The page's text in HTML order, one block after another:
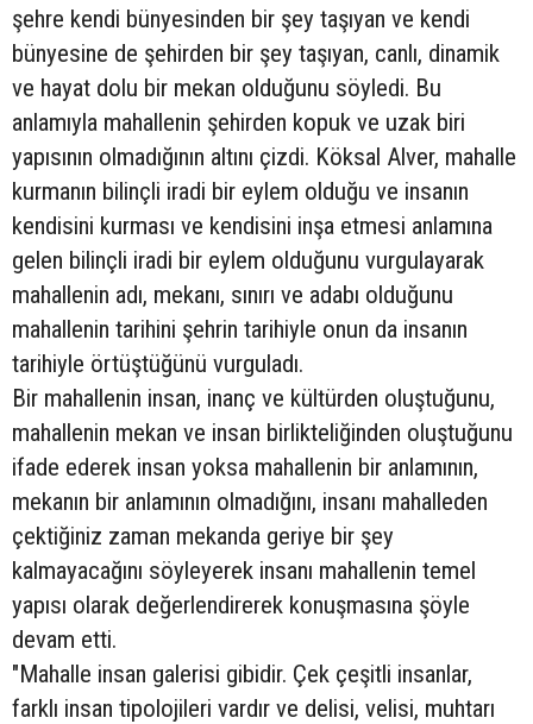
şehre kendi bünyesinden bir şey taşıyan ve kendi
bünyesine de şehirden bir şey taşıyan, canlı, dinamik
ve hayat dolu bir mekan olduğunu söyledi. Bu
anlamıyla mahallenin şehirden kopuk ve uzak biri
yapısının olmadığının altını çizdi. Köksal Alver, mahalle
kurmanın bilinçli iradi bir eylem olduğu ve insanın
kendisini kurması ve kendisini inşa etmesi anlamına
gelen bilinçli iradi bir eylem olduğunu vurgulayarak
mahallenin adı, mekanı, sınırı ve adabı olduğunu
mahallenin tarihini şehrin tarihiyle onun da insanın
tarihiyle örtüştüğünü vurguladı.
Bir mahallenin insan, inanç ve kültürden oluştuğunu,
mahallenin mekan ve insan birlikteliğinden oluştuğunu
ifade ederek insan yoksa mahallenin bir anlamının,
mekanın bir anlamının olmadığını, insanı mahalleden
çektiğiniz zaman mekanda geriye bir şey
kalmayacağını söyleyerek insanı mahallenin temel
yapısı olarak değerlendirerek konuşmasına şöyle
devam etti.
"Mahalle insan galerisi gibidir. Çek çeşitli insanlar,
farklı insan tipolojileri vardır ve delisi, velisi, muhtarı